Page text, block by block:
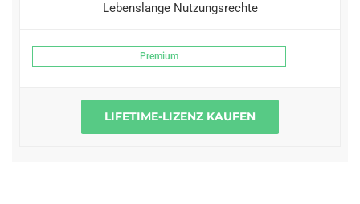
Lebenslange Nutzungsrechte
Premium
LIFETIME-LIZENZ KAUFEN